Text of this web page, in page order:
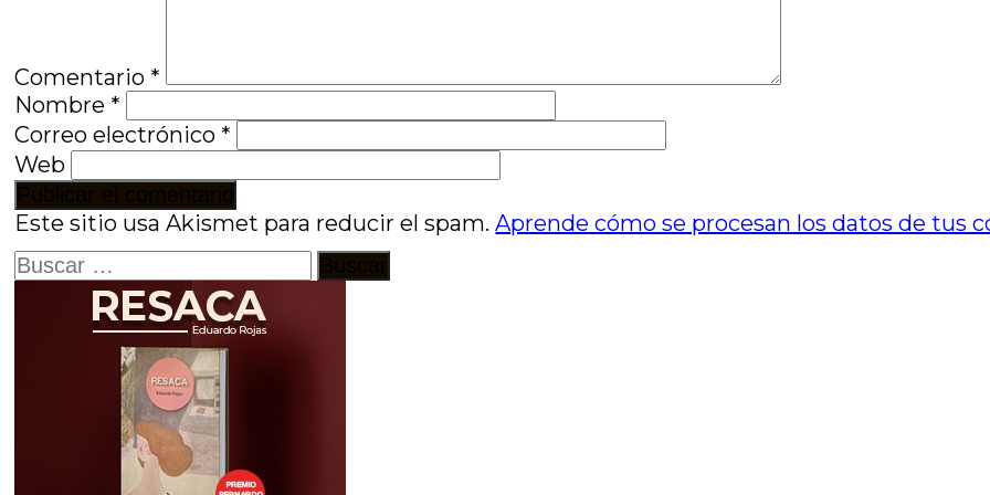
Comentario *
Nombre *
Correo electrónico *
Web
Este sitio usa Akismet para reducir el spam.Aprende cómo se procesan los datos de tus
Buscar: